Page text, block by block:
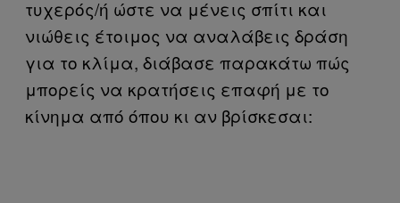
τυχερός/ή ώστε να μένεις σπίτι και
νιώθεις έτοιμος να αναλάβεις δράση
για το κλίμα, διάβασε παρακάτω πώς
μπορείς να κρατήσεις επαφή με το
κίνημα από όπου κι αν βρίσκεσαι: